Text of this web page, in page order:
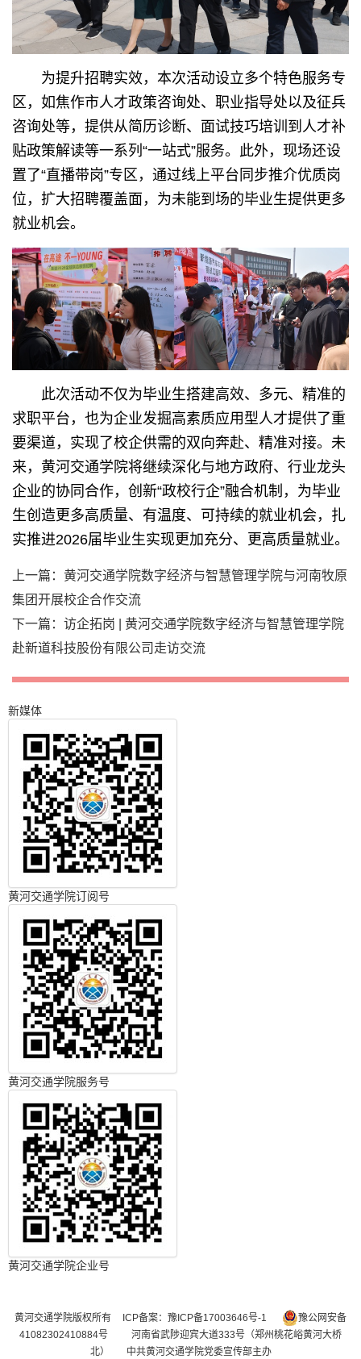
为提升招聘实效，本次活动设立多个特色服务专
区，如焦作市人才政策咨询处、职业指导处以及征兵
咨询处等，提供从简历诊断、面试技巧培训到人才补
贴政策解读等一系列“一站式”服务。此外，现场还设
置了“直播带岗”专区，通过线上平台同步推介优质岗
位，扩大招聘覆盖面，为未能到场的毕业生提供更多
就业机会。
此次活动不仅为毕业生搭建高效、多元、精准的
求职平台，也为企业发掘高素质应用型人才提供了重
要渠道，实现了校企供需的双向奔赴、精准对接。未
来，黄河交通学院将继续深化与地方政府、行业龙头
企业的协同合作，创新“政校行企”融合机制，为毕业
生创造更多高质量、有温度、可持续的就业机会，扎
实推进2026届毕业生实现更加充分、更高质量就业。
上一篇： 黄河交通学院数字经济与智慧管理学院与河南牧原
集团开展校企合作交流
下一篇： 访企拓岗 | 黄河交通学院数字经济与智慧管理学院
赴新道科技股份有限公司走访交流
新媒体
黄河交通学院订阅号
黄河交通学院服务号
黄河交通学院企业号
黄河交通学院版权所有 ICP备案：豫ICP备17003646号-1
豫公网安备
41082302410884号
河南省武陟迎宾大道333号（郑州桃花峪黄河大桥
北） 中共黄河交通学院党委宣传部主办